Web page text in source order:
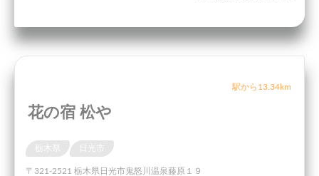
駅から13.34km
花の宿 松や
〒321-2521 栃木県日光市鬼怒川温泉藤原１９